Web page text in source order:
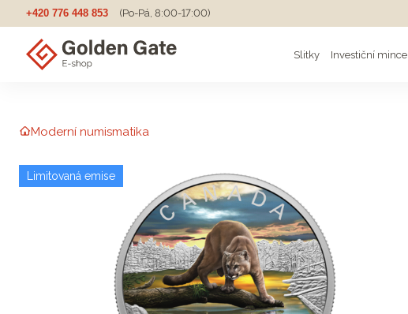
+420 776 448 853 (Po-Pá, 8:00-17:00)
Slitky Investiční mince
Moderní numismatika
Limitovaná emise